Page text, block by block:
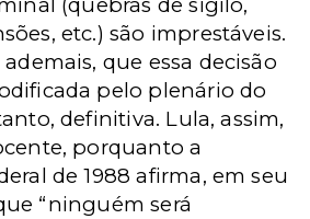
etc.) são imprestáveis.
que essa decisão
pelo plenário do
definitiva. Lula, assim,
porquanto a
de 1988 afirma, em seu
“ninguém será